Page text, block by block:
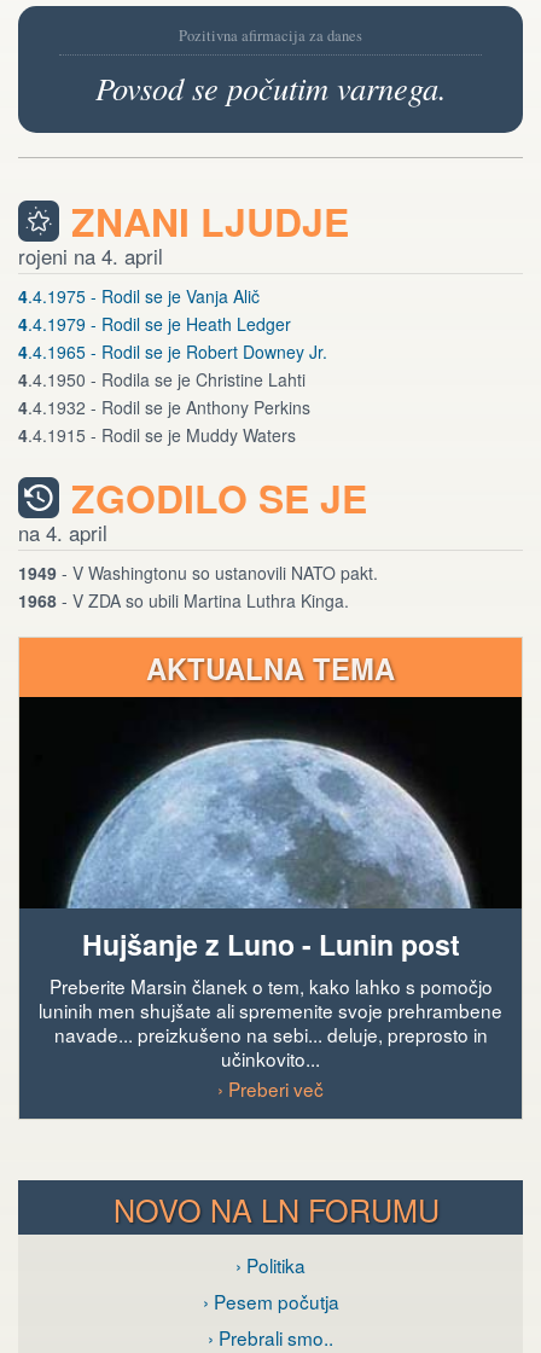
Pozitivna afirmacija za danes
Povsod se počutim varnega.
ZNANI LJUDJE
rojeni na 4. april
4.4.1975 - Rodil se je Vanja Alič
4.4.1979 - Rodil se je Heath Ledger
4.4.1965 - Rodil se je Robert Downey Jr.
4.4.1950 - Rodila se je Christine Lahti
4.4.1932 - Rodil se je Anthony Perkins
4.4.1915 - Rodil se je Muddy Waters
ZGODILO SE JE
na 4. april
1949 - V Washingtonu so ustanovili NATO pakt.
1968 - V ZDA so ubili Martina Luthra Kinga.
AKTUALNA TEMA
Hujšanje z Luno - Lunin post
Preberite Marsin članek o tem, kako lahko s pomočjo
luninih men shujšate ali spremenite svoje prehrambene
navade... preizkušeno na sebi... deluje, preprosto in
učinkovito...
› Preberi več
NOVO NA LN FORUMU
› Politika
› Pesem počutja
› Prebrali smo..